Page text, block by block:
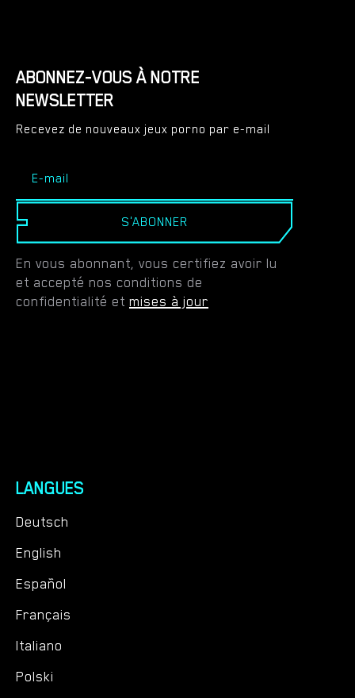
ABONNEZ-VOUS À NOTRE
NEWSLETTER
Recevez de nouveaux jeux porno par e-mail
S'ABONNER
En vous abonnant, vous certifiez avoir lu
et accepté nos conditions de
confidentialité et mises à jour
LANGUES
Deutsch
English
Español
Français
Italiano
Polski